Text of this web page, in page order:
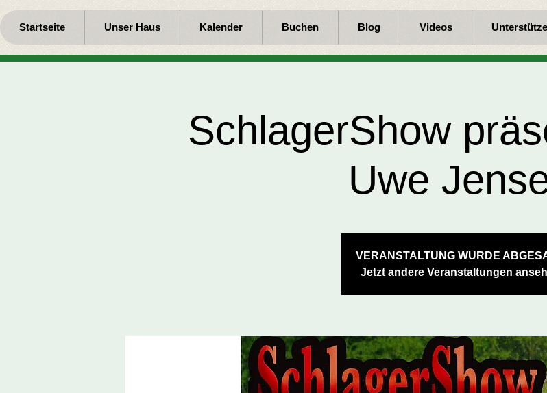
Startseite Unser Haus Kalender Buchen Blog Videos
SchlagerShow
Uwe
VERANSTALTUNG WURDE
Jetzt andere Veranstaltungen